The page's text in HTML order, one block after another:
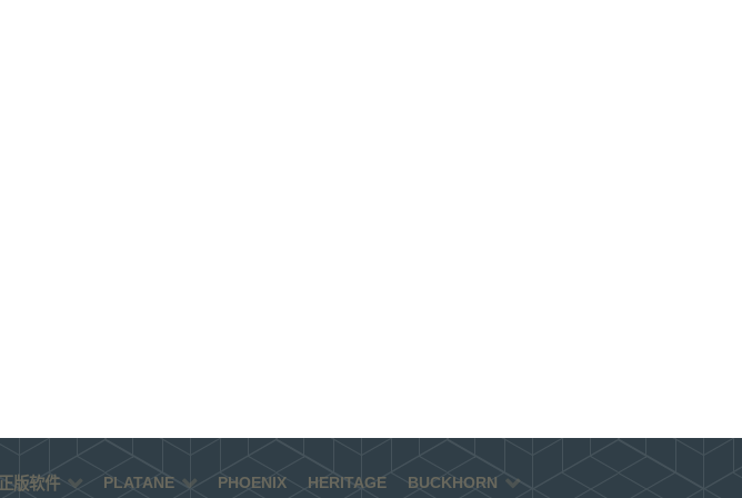
正版软件 PLATANE PHOENIX HERITAGE BUCKHORN